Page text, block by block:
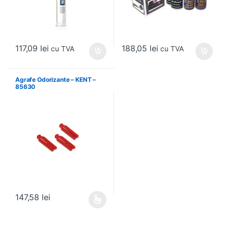
117,09 lei cu TVA 188,05 lei cu TVA
Agrafe Odorizante – KENT –
85630
147,58 lei